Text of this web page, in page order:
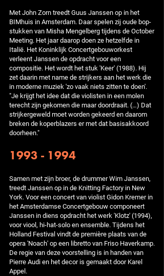
Met John Zorn treedt Guus Janssen op in het
BIMhuis in Amsterdam. Daar spelen zij oude bop-
stukken van Misha Mengelberg tijdens de October
Meeting. Het jaar daarop doen ze hetzelfde in
Italië. Het Koninklijk Concertgebouworkest
verleent Janssen de opdracht voor een
compositie. Het wordt het stuk 'Keer' (1988). Hij
zet daarin met name de strijkers aan het werk die
in moderne muziek 'zo vaak niets zitten te doen'.
"Je krijgt het idee dat die violisten in een molen
terecht zijn gekomen die maar doordraait. (…) Dat
strijkergeweld moet worden gekeerd en daarom
breken de koperblazers er met dat basisakkoord
doorheen."
1993 - 1994
Samen met zijn broer, de drummer Wim Janssen,
treedt Janssen op in de Knitting Factory in New
York. Voor een concert van violist Gidon Kremer in
het Amsterdamse Concertgebouw componeert
Janssen in diens opdracht het werk 'Klotz' (1994),
voor viool, hi-hat-solo en ensemble. Tijdens het
Holland Festival vindt de première plaats van de
opera 'Noach' op een libretto van Friso Haverkamp.
De regie van deze voorstelling is in handen van
Pierre Audi en het decor is gemaakt door Karel
Appel.